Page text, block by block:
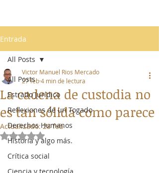
Entrada
All Posts
Estrado Jurídico
Reflexiones de un Togado
Derechos Humanos
Historia y algo más.
Crítica social
All Posts
La cadena de custodia no
es tan sólida como parece
Victor Manuel Rios Mercado
27 feb4 min de lectura
Actualizado:28 feb
Obtuvo NaN de 5 estrellas.